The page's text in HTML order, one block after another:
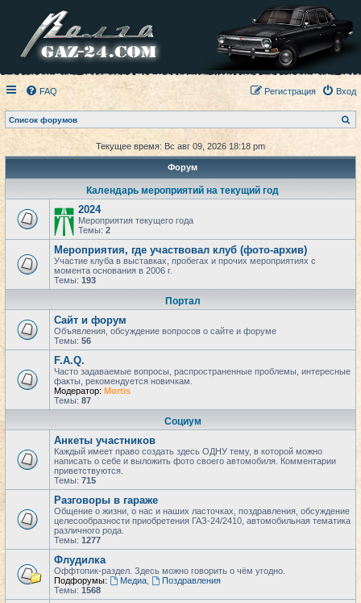
FAQ Вход
Регистрация
Список форумов
о
к
Текущее время: Вс авг 09, 2026 18:18 pm
Форум
Календарь мероприятий на текущий год
2024
Мероприятия текущего года
Темы: 2
Мероприятия, где участвовал клуб (фото-архив)
Участие клуба в выставках, пробегах и прочих мероприятиях с
момента основания в 2006 г.
Темы: 193
Портал
Сайт и форум
Объявления, обсуждение вопросов о сайте и форуме
Темы: 56
F.A.Q.
Часто задаваемые вопросы, распространенные проблемы, интересные
факты, рекомендуется новичкам.
Модератор: Mortis
Темы: 87
Социум
Анкеты участников
Каждый имеет право создать здесь ОДНУ тему, в которой можно
написать о себе и выложить фото своего автомобиля. Комментарии
приветствуются.
Темы: 715
Разговоры в гараже
Общение о жизни, о нас и наших ласточках, поздравления, обсуждение
целесообразности приобретения ГАЗ-24/2410, автомобильная тематика
различного рода.
Темы: 1277
Флудилка
Оффтопик-раздел. Здесь можно говорить о чём угодно.
Подфорумы:
Медиа,
Поздравления
Темы: 1568